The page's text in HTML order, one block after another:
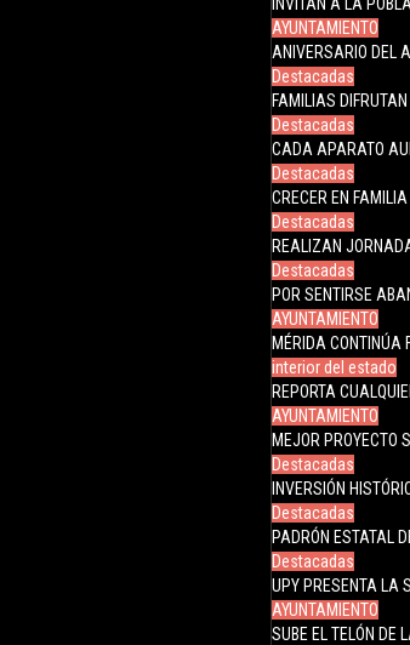
AYUNTAMIENTO
ANIVERSARIO DEL
Destacadas
FAMILIAS
Destacadas
CADA APARATO
Destacadas
CRECER EN
Destacadas
REALIZAN
Destacadas
POR SENTIRSE
AYUNTAMIENTO
MÉRIDA CONTINÚA
interior del estado
REPORTA
AYUNTAMIENTO
MEJOR PROYECTO
Destacadas
INVERSIÓN
Destacadas
PADRÓN ESTATAL
Destacadas
UPY PRESENTA LA
AYUNTAMIENTO
SUBE EL TELÓN DE